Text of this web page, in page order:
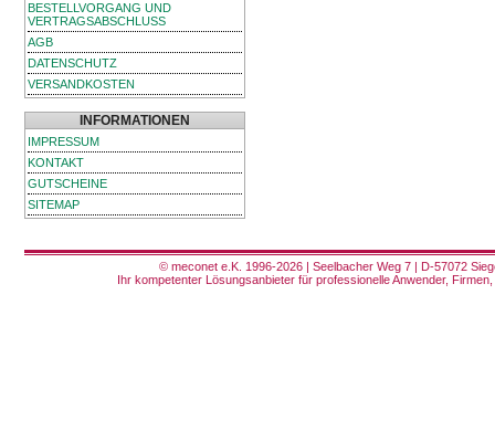
BESTELLVORGANG UND
VERTRAGSABSCHLUSS
AGB
DATENSCHUTZ
VERSANDKOSTEN
INFORMATIONEN
IMPRESSUM
KONTAKT
GUTSCHEINE
SITEMAP
© meconet e.K. 1996-2026 | Seelbacher Weg 7 | D-57072
Ihr kompetenter Lösungsanbieter für professionelle Anwender,